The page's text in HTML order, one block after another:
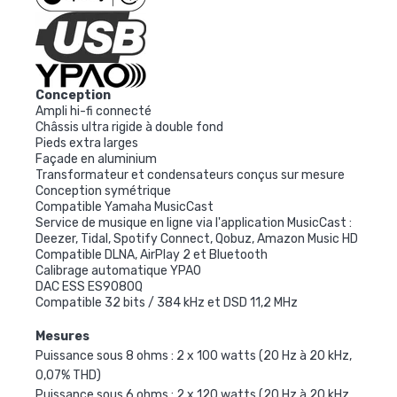
Conception
Ampli hi-fi connecté
Châssis ultra rigide à double fond
Pieds extra larges
Façade en aluminium
Transformateur et condensateurs conçus sur mesure
Conception symétrique
Compatible Yamaha MusicCast
Service de musique en ligne via l'application MusicCast :
Deezer, Tidal, Spotify Connect, Qobuz, Amazon Music HD
Compatible DLNA, AirPlay 2 et Bluetooth
Calibrage automatique YPAO
DAC ESS ES9080Q
Compatible 32 bits / 384 kHz et DSD 11,2 MHz
Mesures
Puissance sous 8 ohms : 2 x 100 watts (20 Hz à 20 kHz,
0,07% THD)